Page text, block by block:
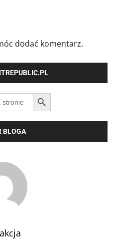
dodać komentarz.
SEARCH BUTTON
BLOGA